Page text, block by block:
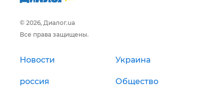
© 2026, Диалог.ua
Все права защищены.
Новости Украина
россия Общество